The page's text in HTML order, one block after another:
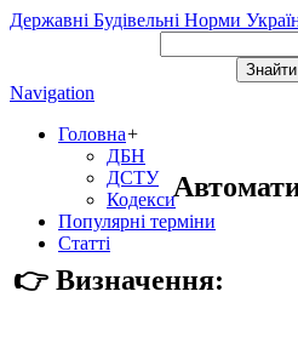
Державні Будівельні Норми
Navigation
Головна+
ДБН
ДСТУ
Кодекси
Популярні терміни
Статті
👉 Визначення: